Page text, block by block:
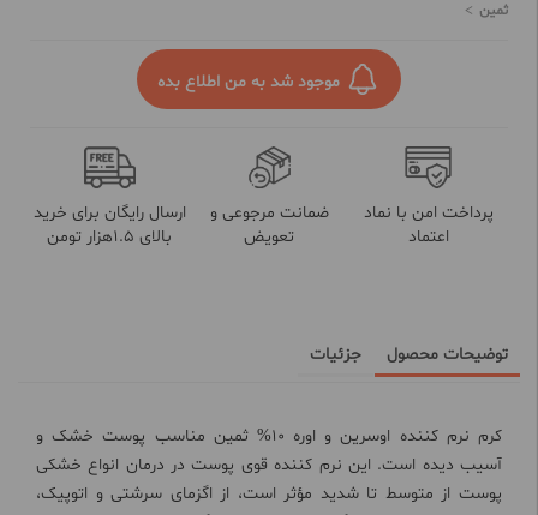
فاقد مواد، فاقد عطرو رنگثمین
موجود شد به من اطلاع بده
پرداخت امن با نماد
اعتماد
ضمانت مرجوعی و
تعویض
ارسال رایگان برای خرید
بالای 1.5هزار تومن
توضیحات محصول جزئیات
کرم نرم کننده اوسرین و اوره 10% ثمین مناسب پوست خشک و
آسیب دیده است. این نرم کننده قوی پوست در درمان انواع خشکی
پوست از متوسط تا شدید مؤثر است، از اگزمای سرشتی و اتوپیک،